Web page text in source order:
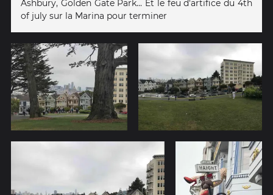
Ashbury, Golden Gate Park... Et le feu d'artifice du 4th
of july sur la Marina pour terminer